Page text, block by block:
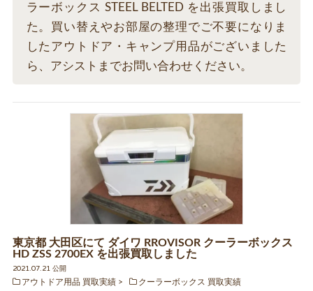
ラーボックス STEEL BELTED を出張買取しまし
た。買い替えやお部屋の整理でご不要になりま
したアウトドア・キャンプ用品がございました
ら、アシストまでお問い合わせください。
東京都 大田区にて ダイワ RROVISOR クーラーボックス
HD ZSS 2700EX を出張買取しました
2021.07.21 公開
アウトドア用品 買取実績
クーラーボックス 買取実績